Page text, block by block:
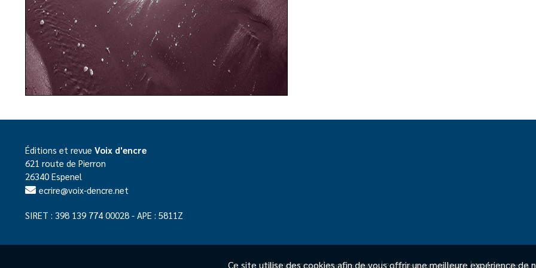
Éditions et revue Voix d'encre
621 route de Pierron
26340 Espenel
ecrire@voix-dencre.net
SIRET : 398 139 774 00028 - APE : 5811Z
©2021 Voix d'encre Mentions légales Politique de confidentialité Réalisation Clerc &
Ce site utilise des cookies afin de vous offrir une meilleure expérience de